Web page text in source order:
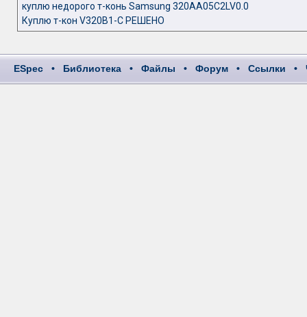
куплю недорого т-конь Samsung 320AA05C2LV0.0
Куплю т-кон V320B1-C РЕШЕНО
ESpec • Библиотека • Файлы • Форум • Ссылки •